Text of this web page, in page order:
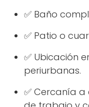
✅ Baño
✅ Patio o
✅ Ubicación
periurbanas.
✅ Cercanía a